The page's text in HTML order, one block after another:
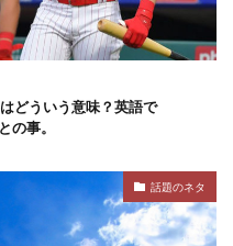
どういう意味？英語で
の事。
話題のネタ